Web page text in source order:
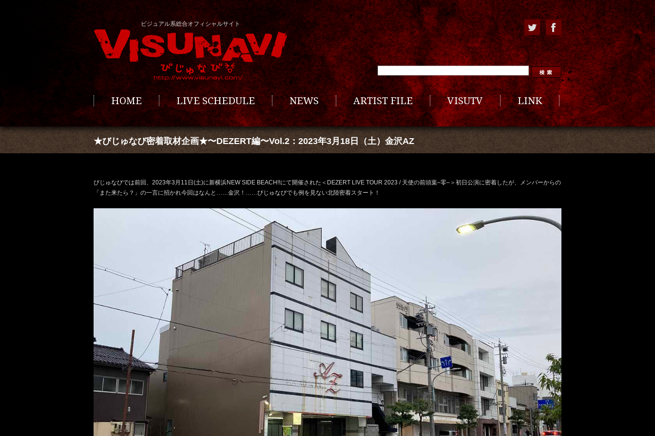
ビジュアル系総合オフィシャルサイト
HOME LIVE SCHEDULE NEWS ARTIST FILE VISUTV LINK
★びじゅなび密着取材企画★〜DEZERT編〜Vol.2：2023年3月18日（土）金沢AZ
びじゅなびでは前回、 2023年3 月 11 日 (土)に新横浜NEW SIDE BEACH!!にて開催された＜ DEZERT LIVE TOUR 2023 / 天使の前頭葉–零– ＞初日公演に密着したが、メンバーからの
「また来たら？」の一言に招かれ今回はなんと……金沢！……びじゅなびでも例を見ない北陸密着スタート！